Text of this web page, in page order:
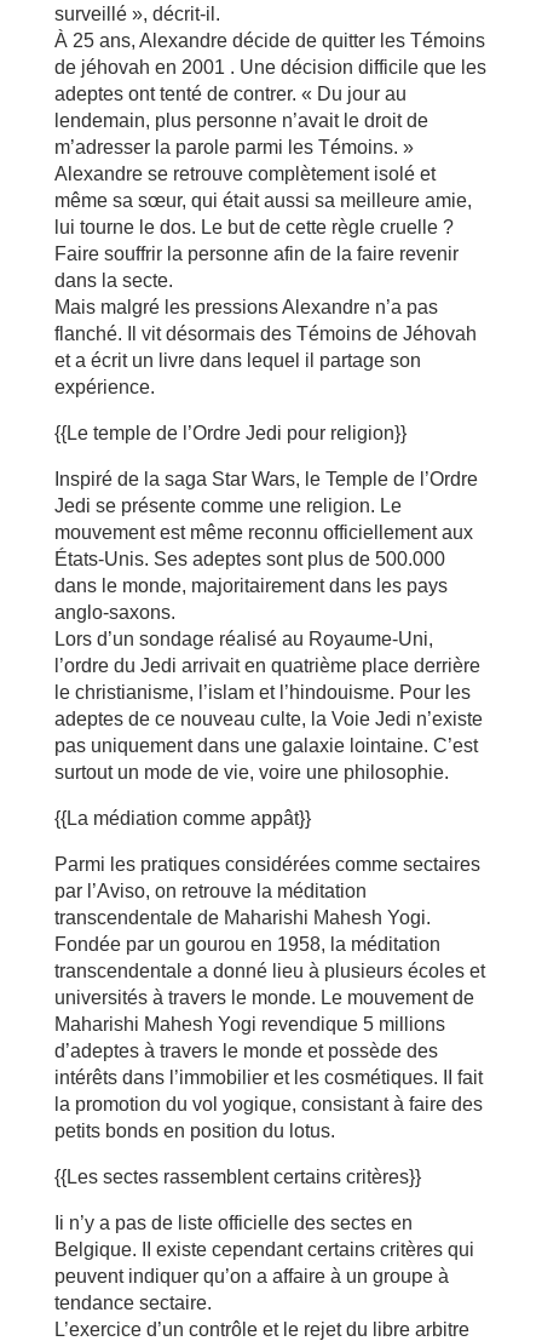
surveillé », décrit-il.
À 25 ans, Alexandre décide de quitter les Témoins
de jéhovah en 2001 . Une décision difficile que les
adeptes ont tenté de contrer. « Du jour au
lendemain, plus personne n’avait le droit de
m’adresser la parole parmi les Témoins. »
Alexandre se retrouve complètement isolé et
même sa sœur, qui était aussi sa meilleure amie,
lui tourne le dos. Le but de cette règle cruelle ?
Faire souffrir la personne afin de la faire revenir
dans la secte.
Mais malgré les pressions Alexandre n’a pas
flanché. Il vit désormais des Témoins de Jéhovah
et a écrit un livre dans lequel il partage son
expérience.
{{Le temple de l’Ordre Jedi pour religion}}
Inspiré de la saga Star Wars, le Temple de l’Ordre
Jedi se présente comme une religion. Le
mouvement est même reconnu officiellement aux
États-Unis. Ses adeptes sont plus de 500.000
dans le monde, majoritairement dans les pays
anglo-saxons.
Lors d’un sondage réalisé au Royaume-Uni,
l’ordre du Jedi arrivait en quatrième place derrière
le christianisme, l’islam et l’hindouisme. Pour les
adeptes de ce nouveau culte, la Voie Jedi n’existe
pas uniquement dans une galaxie lointaine. C’est
surtout un mode de vie, voire une philosophie.
{{La médiation comme appât}}
Parmi les pratiques considérées comme sectaires
par l’Aviso, on retrouve la méditation
transcendentale de Maharishi Mahesh Yogi.
Fondée par un gourou en 1958, la méditation
transcendentale a donné lieu à plusieurs écoles et
universités à travers le monde. Le mouvement de
Maharishi Mahesh Yogi revendique 5 millions
d’adeptes à travers le monde et possède des
intérêts dans l’immobilier et les cosmétiques. II fait
la promotion du vol yogique, consistant à faire des
petits bonds en position du lotus.
{{Les sectes rassemblent certains critères}}
Ii n’y a pas de liste officielle des sectes en
Belgique. II existe cependant certains critères qui
peuvent indiquer qu’on a affaire à un groupe à
tendance sectaire.
L’exercice d’un contrôle et le rejet du libre arbitre